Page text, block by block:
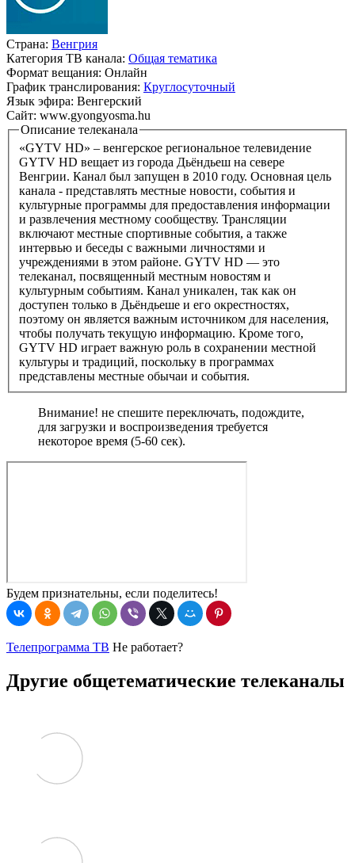
Страна: Венгрия
Категория ТВ канала: Общая тематика
Формат вещания: Онлайн
График транслирования: Круглосуточный
Язык эфира: Венгерский
Сайт: www.gyongyosma.hu
Описание телеканала
«GYTV HD» – венгерское региональное телевидение
GYTV HD вещает из города Дьёндьеш на севере
Венгрии. Канал был запущен в 2010 году. Основная цель
канала - представлять местные новости, события и
культурные программы для предоставления информации
и развлечения местному сообществу. Трансляции
включают местные спортивные события, а также
интервью и беседы с важными личностями и
учреждениями в этом районе. GYTV HD — это
телеканал, посвященный местным новостям и
культурным событиям. Канал уникален, так как он
доступен только в Дьёндьеше и его окрестностях,
поэтому он является важным источником для населения,
чтобы получать текущую информацию. Кроме того,
GYTV HD играет важную роль в сохранении местной
культуры и традиций, поскольку в программах
представлены местные обычаи и события.
Внимание! не спешите переключать, подождите,
для загрузки и воспроизведения требуется
некоторое время (5-60 сек).
Будем признательны, если поделитесь!
Телепрограмма ТВ Не работает?
Другие общетематические телеканалы